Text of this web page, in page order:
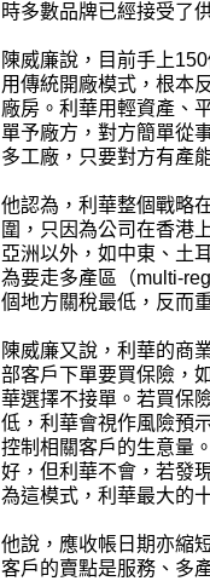
時多數品牌已經接受了
陳威廉說，目前手上
用傳統開廠模式，根本
廠房。利華用輕資產、
單予廠方，對方簡單從
多工廠，只要對方有產
他認為，利華整個戰略
圍，只因為公司在香港
亞洲以外，如中東、土
為要走多產區（multi-
個地方關稅最低，反而
陳威廉又說，利華的商
部客戶下單要買保險，
華選擇不接單。若買保
低，利華會視作風險預
控制相關客戶的生意量
好，但利華不會，若發
為這模式，利華最大的
他說，應收帳日期亦縮
客戶的賣點是服務、多